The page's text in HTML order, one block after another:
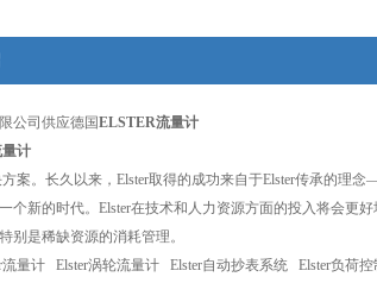
公司供应德国ELSTER流量计
计
案。长久以来，Elster取得的成功来自于Elster传承的理
个新的时代。Elster在技术和人力资源方面的投入将会更
别是稀缺资源的消耗管理。
流量计 Elster涡轮流量计 Elster自动抄表系统 Elster负荷控